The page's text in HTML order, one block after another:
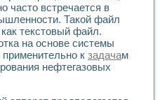
сигнализации и защиты ускорителя
и управления процессом
газовой среды специальной
обеспечения с
NATIONAL INSTRUMENTS
промышленной термотрансферной
часто встречается в
Такой файл
текстовый файл.
на основе системы
к задачам
нефтегазовых